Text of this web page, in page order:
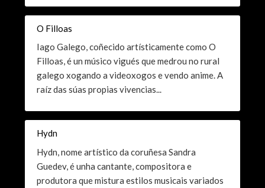
O Filloas
Iago Galego, coñecido artísticamente como O
Filloas, é un músico vigués que medrou no rural
galego xogando a videoxogos e vendo anime. A
raíz das súas propias vivencias...
Hydn
Hydn, nome artístico da coruñesa Sandra
Guedev, é unha cantante, compositora e
produtora que mistura estilos musicais variados